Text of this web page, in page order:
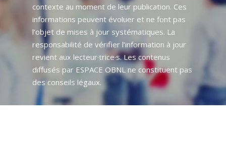
contexte au moment de leur publication. Ces
informations peuvent évoluer et ne font pas
l’objet de mises à jour systématiques. La
responsabilité de vérifier l’information à jour
revient aux lecteur·trice·s. Les contenus
diffusés par ESPACE OBNL ne constituent pas
des conseils légaux.